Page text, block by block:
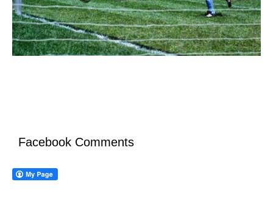
Facebook Comments